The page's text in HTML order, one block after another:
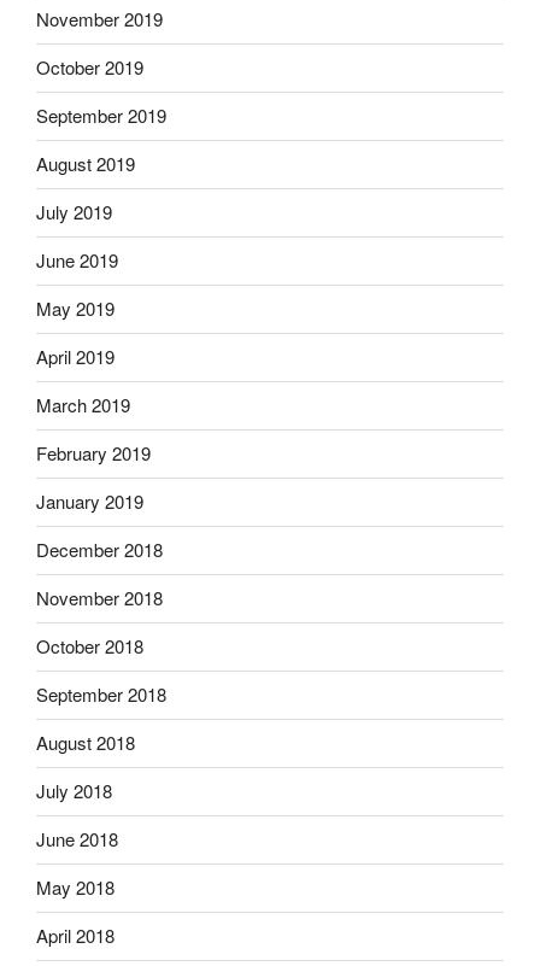
November 2019
October 2019
September 2019
August 2019
July 2019
June 2019
May 2019
April 2019
March 2019
February 2019
January 2019
December 2018
November 2018
October 2018
September 2018
August 2018
July 2018
June 2018
May 2018
April 2018